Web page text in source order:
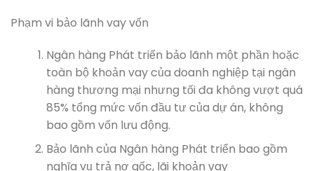
Phạm vi bảo lãnh vay vốn
Ngân hàng Phát triển bảo lãnh một phần hoặc
toàn bộ khoản vay của doanh nghiệp tại ngân
hàng thương mại nhưng tối đa không vượt quá
85% tổng mức vốn đầu tư của dự án, không
bao gồm vốn lưu động.
Bảo lãnh của Ngân hàng Phát triển bao gồm
nghĩa vụ trả nợ gốc, lãi khoản vay